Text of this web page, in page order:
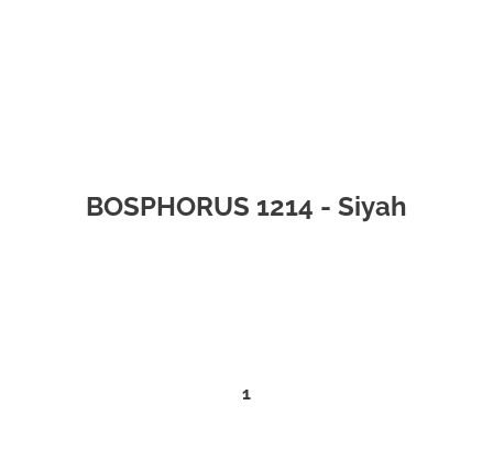
BOSPHORUS 1214 - Siyah
1